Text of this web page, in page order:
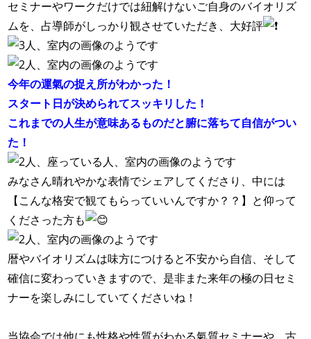
セミナーやワークだけでは紐解けないご自身のバイオリズ
ムを、占導師がしっかり観させていただき、大好評
今年の運氣の捉え所がわかった！
スタート日が決められてスッキリした！
これまでの人生が意味あるものだと腑に落ちて自信がつい
た！
みなさん晴れやかな表情でシェアしてくださり、中には
【こんな格安で観てもらっていいんですか？？】と仰って
くださった方も
暦やバイオリズムは味方につけると不安から自信、そして
確信に変わっていきますので、是非また来年の極の日セミ
ナーを楽しみにしていてくださいね！